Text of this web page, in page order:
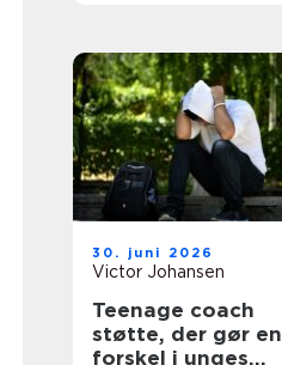
30. juni 2026
Victor Johansen
Teenage coach
støtte, der gør en
forskel i unges